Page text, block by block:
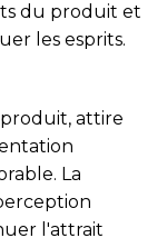
du produit et
les esprits.
attire
La
l'attrait